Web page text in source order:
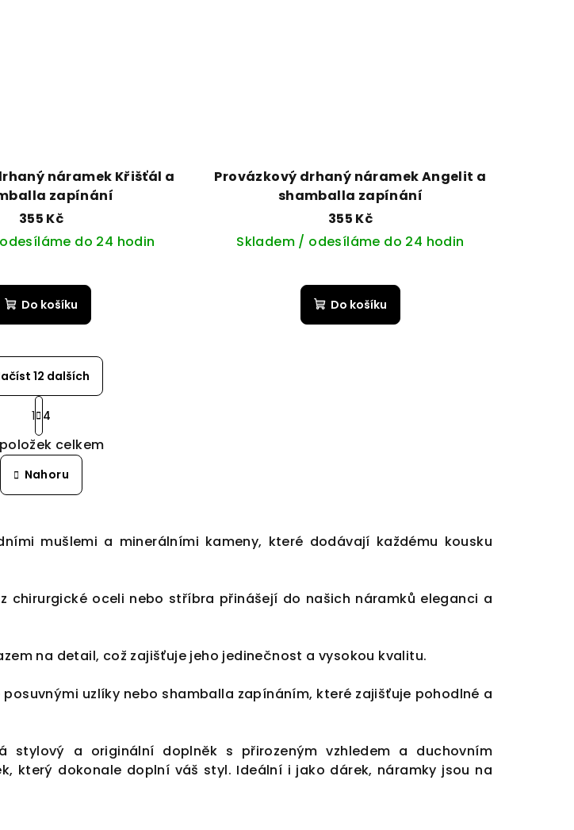
náramek Křišťál a
zapínání
355 Kč
do 24 hodin
Do košíku
Provázkový drhaný náramek Angelit a
shamballa zapínání
355 Kč
Skladem / odesíláme do 24 hodin
Do košíku
O
v
l
á
a
í
p
v
y
ý
p
12 dalších
S
t
r
á
n
k
á
1 4
položek celkem
Nahoru
mušlemi a minerálními kameny, které dodávají každému kousku
chirurgické oceli nebo stříbra přinášejí do našich náramků eleganci a
na detail, což zajišťuje jeho jedinečnost a vysokou kvalitu.
uzlíky nebo shamballa zapínáním, které zajišťuje pohodlné a
stylový a originální doplněk s přirozeným vzhledem a duchovním
který dokonale doplní váš styl. Ideální i jako dárek, náramky jsou na